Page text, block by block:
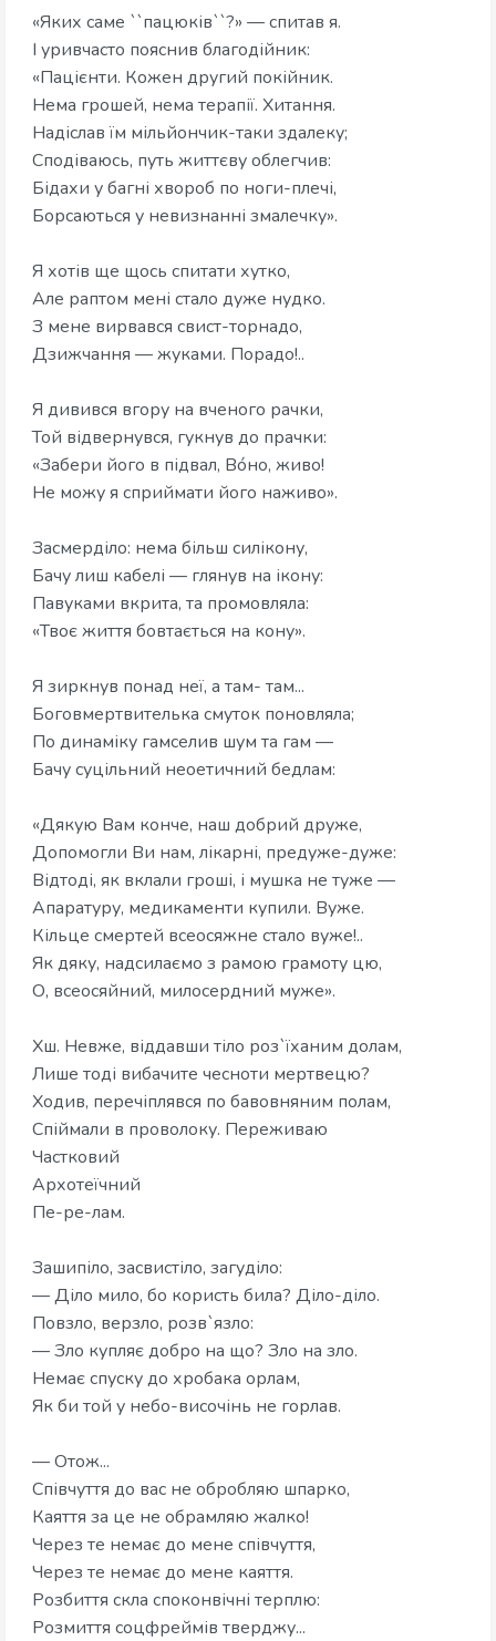
«Яких саме ``пацюків``?» — спитав я.
І уривчасто пояснив благодійник:
«Пацієнти. Кожен другий покійник.
Нема грошей, нема терапії. Хитання.
Надіслав їм мільйончик-таки здалеку;
Сподіваюсь, путь життєву облегчив:
Бідахи у багні хвороб по ноги-плечі,
Борсаються у невизнанні змалечку».
Я хотів ще щось спитати хутко,
Але раптом мені стало дуже нудко.
З мене вирвався свист-торнадо,
Дзижчання — жуками. Порадо!..
Я дивився вгору на вченого рачки,
Той відвернувся, гукнув до прачки:
«Забери його в підвал, Вóно, живо!
Не можу я сприймати його наживо».
Засмерділо: нема більш силікону,
Бачу лиш кабелі — глянув на ікону:
Павуками вкрита, та промовляла:
«Твоє життя бовтається на кону».
Я зиркнув понад неї, а там- там...
Боговмертвителька смуток поновляла;
По динаміку гамселив шум та гам —
Бачу суцільний неоетичний бедлам:
«Дякую Вам конче, наш добрий друже,
Допомогли Ви нам, лікарні, предуже-дуже:
Відтоді, як вклали гроші, і мушка не туже —
Апаратуру, медикаменти купили. Вуже.
Кільце смертей всеосяжне стало вуже!..
Як дяку, надсилаємо з рамою грамоту цю,
О, всеосяйний, милосердний муже».
Хш. Невже, віддавши тіло роз`їханим долам,
Лише тоді вибачите чесноти мертвецю?
Ходив, перечіплявся по бавовняним полам,
Спіймали в проволоку. Переживаю
Частковий
Архотеїчний
Пе-ре-лам.
Зашипіло, засвистіло, загуділо:
— Діло мило, бо користь била? Діло-діло.
Повзло, верзло, розв`язло:
— Зло купляє добро на що? Зло на зло.
Немає спуску до хробака орлам,
Як би той у небо-височінь не горлав.
— Отож...
Співчуття до вас не обробляю шпарко,
Каяття за це не обрамляю жалко!
Через те немає до мене співчуття,
Через те немає до мене каяття.
Розбиття скла споконвічні терплю:
Розмиття соцфреймів тверджу...